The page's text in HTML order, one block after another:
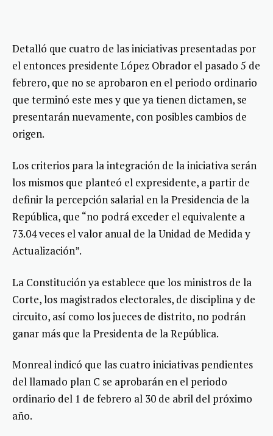
Detalló que cuatro de las iniciativas presentadas por
el entonces presidente López Obrador el pasado 5 de
febrero, que no se aprobaron en el periodo ordinario
que terminó este mes y que ya tienen dictamen, se
presentarán nuevamente, con posibles cambios de
origen.
Los criterios para la integración de la iniciativa serán
los mismos que planteó el expresidente, a partir de
definir la percepción salarial en la Presidencia de la
República, que “no podrá exceder el equivalente a
73.04 veces el valor anual de la Unidad de Medida y
Actualización”.
La Constitución ya establece que los ministros de la
Corte, los magistrados electorales, de disciplina y de
circuito, así como los jueces de distrito, no podrán
ganar más que la Presidenta de la República.
Monreal indicó que las cuatro iniciativas pendientes
del llamado plan C se aprobarán en el periodo
ordinario del 1 de febrero al 30 de abril del próximo
año.